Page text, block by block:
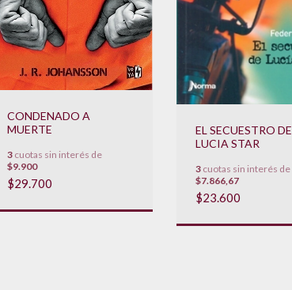
CONDENADO A
MUERTE
3 cuotas sin interés de
$9.900
$29.700
EL SECUESTRO DE
LUCIA STAR
3cuotas sin interés de
$7.866,67
$23.600